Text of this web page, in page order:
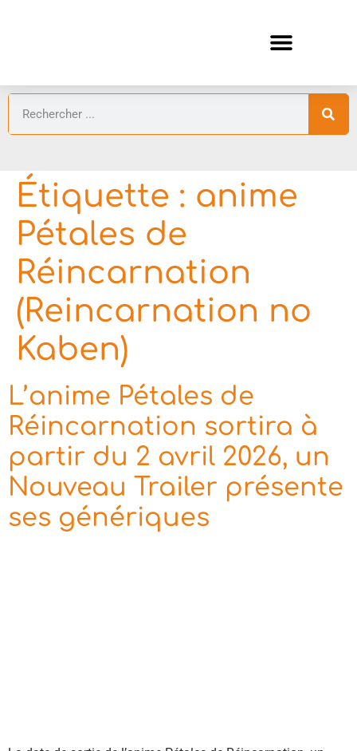
Étiquette : anime
Pétales de
Réincarnation
(Reincarnation no
Kaben)
L’anime Pétales de
Réincarnation sortira à
partir du 2 avril 2026, un
Nouveau Trailer présente
ses génériques